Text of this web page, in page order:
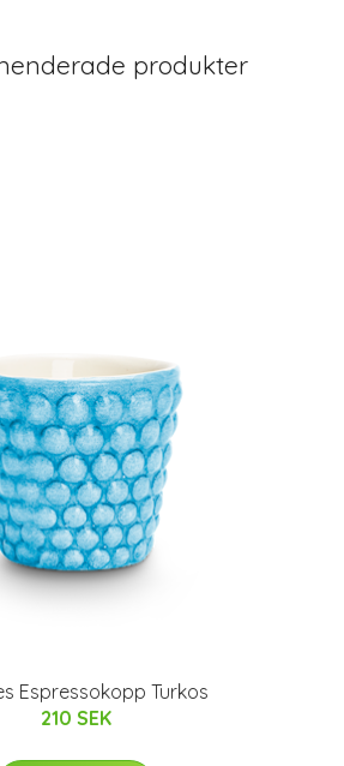
produkter
Espressokopp Turkos
210 SEK